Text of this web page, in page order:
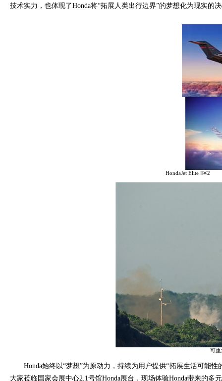
技术实力，也体现了Honda将“拓展人类出行边界”的梦想化为现实的
HondaJet Elite Ⅱ※2
可重
Honda始终以“梦想”为原动力，持续为用户提供“拓展生活可能性
大家莅临国家会展中心2.1号馆Honda展台，现场体验Honda带来的多